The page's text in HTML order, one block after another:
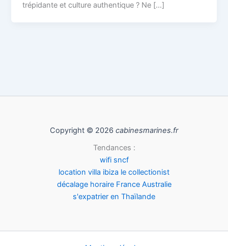
trépidante et culture authentique ? Ne […]
Copyright © 2026 cabinesmarines.fr
Tendances :
wifi sncf
location villa ibiza le collectionist
décalage horaire France Australie
s'expatrier en Thaïlande